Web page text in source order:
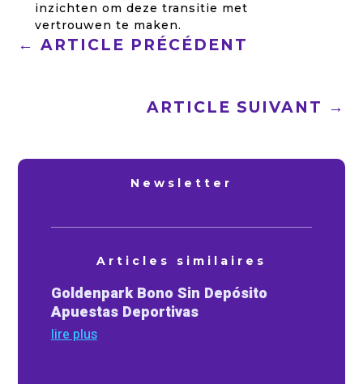
inzichten om deze transitie met
vertrouwen te maken.
←ARTICLE PRÉCÉDENT
ARTICLE SUIVANT →
Newsletter
Articles similaires
Goldenpark Bono Sin Depósito
Apuestas Deportivas
lire plus